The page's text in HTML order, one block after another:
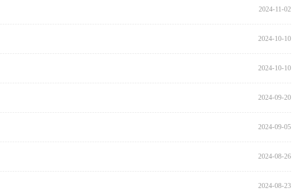
2024-11-02
2024-10-10
2024-10-10
2024-09-20
2024-09-05
2024-08-26
2024-08-23